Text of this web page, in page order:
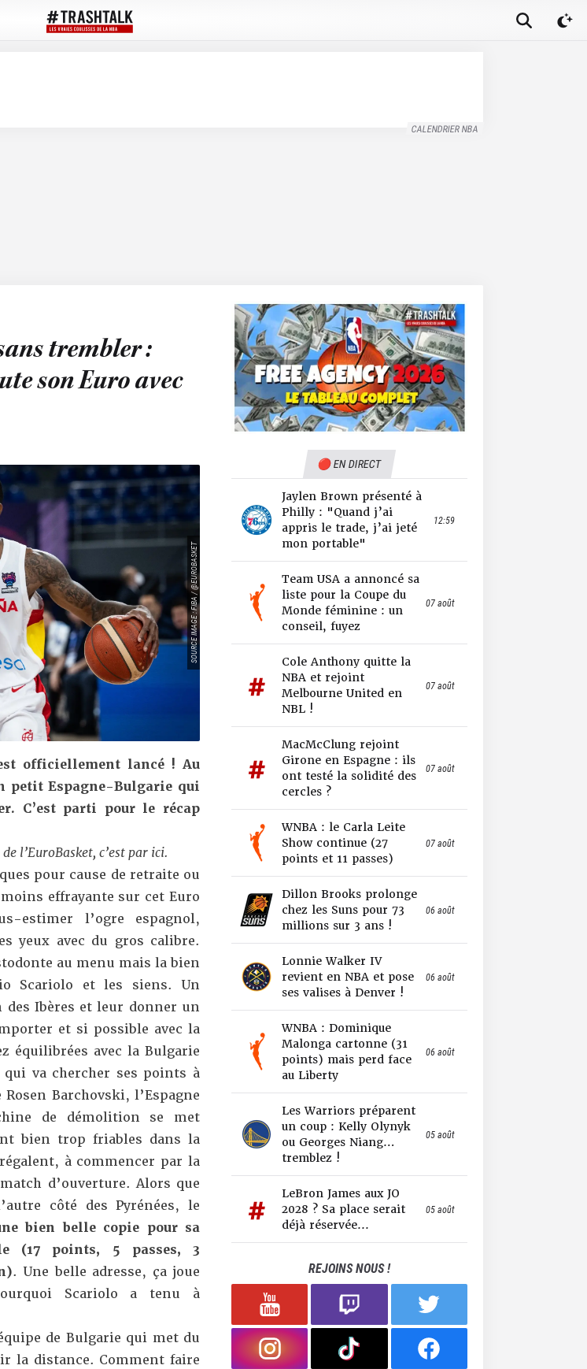
CALENDRIER NBA
trembler :
son Euro avec
SOURCE IMAGE : FIBA / @EUROBASKET
officiellement lancé ! Au
petit Espagne-Bulgarie qui
C’est parti pour le récap
l’EuroBasket, c’est par ici.
pour cause de retraite ou
effrayante sur cet Euro
estimer l’ogre espagnol,
yeux avec du gros calibre.
au menu mais la bien
Scariolo et les siens. Un
Ibères et leur donner un
et si possible avec la
équilibrées avec la Bulgarie
va chercher ses points à
Barchovski, l’Espagne
de démolition se met
bien trop friables dans la
à commencer par la
d’ouverture. Alors que
côté des Pyrénées, le
bien belle copie pour sa
(17 points, 5 passes, 3
. Une belle adresse, ça joue
Scariolo a tenu à
de Bulgarie qui met du
la distance. Comment faire
🔴 EN DIRECT
Jaylen Brown présenté à
Philly : "Quand j’ai
appris le trade, j’ai jeté
mon portable"
12:59
Team USA a annoncé sa
liste pour la Coupe du
Monde féminine : un
conseil, fuyez
07 août
Cole Anthony quitte la
NBA et rejoint
Melbourne United en
NBL !
07 août
MacMcClung rejoint
Girone en Espagne : ils
ont testé la solidité des
cercles ?
07 août
WNBA : le Carla Leite
Show continue (27
points et 11 passes)
07 août
Dillon Brooks prolonge
chez les Suns pour 73
millions sur 3 ans !
06 août
Lonnie Walker IV
revient en NBA et pose
ses valises à Denver !
06 août
WNBA : Dominique
Malonga cartonne (31
points) mais perd face
au Liberty
06 août
Les Warriors préparent
un coup : Kelly Olynyk
ou Georges Niang…
tremblez !
05 août
LeBron James aux JO
2028 ? Sa place serait
déjà réservée...
05 août
REJOINS NOUS !